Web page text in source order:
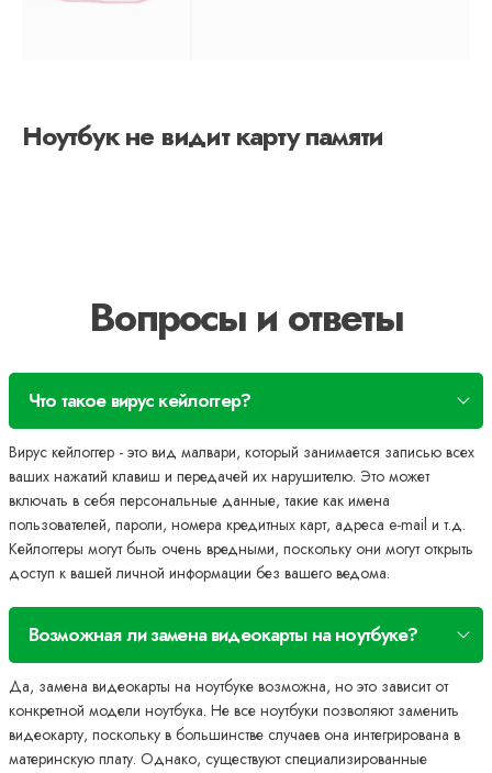
Ноутбук не видит карту памяти
Вопросы и ответы
Что такое вирус кейлоггер?
Вирус кейлоггер - это вид малвари, который занимается записью всех
ваших нажатий клавиш и передачей их нарушителю. Это может
включать в себя персональные данные, такие как имена
пользователей, пароли, номера кредитных карт, адреса e-mail и т.д.
Кейлоггеры могут быть очень вредными, поскольку они могут открыть
доступ к вашей личной информации без вашего ведома.
Возможная ли замена видеокарты на ноутбуке?
Да, замена видеокарты на ноутбуке возможна, но это зависит от
конкретной модели ноутбука. Не все ноутбуки позволяют заменить
видеокарту, поскольку в большинстве случаев она интегрирована в
материнскую плату. Однако, существуют специализированные